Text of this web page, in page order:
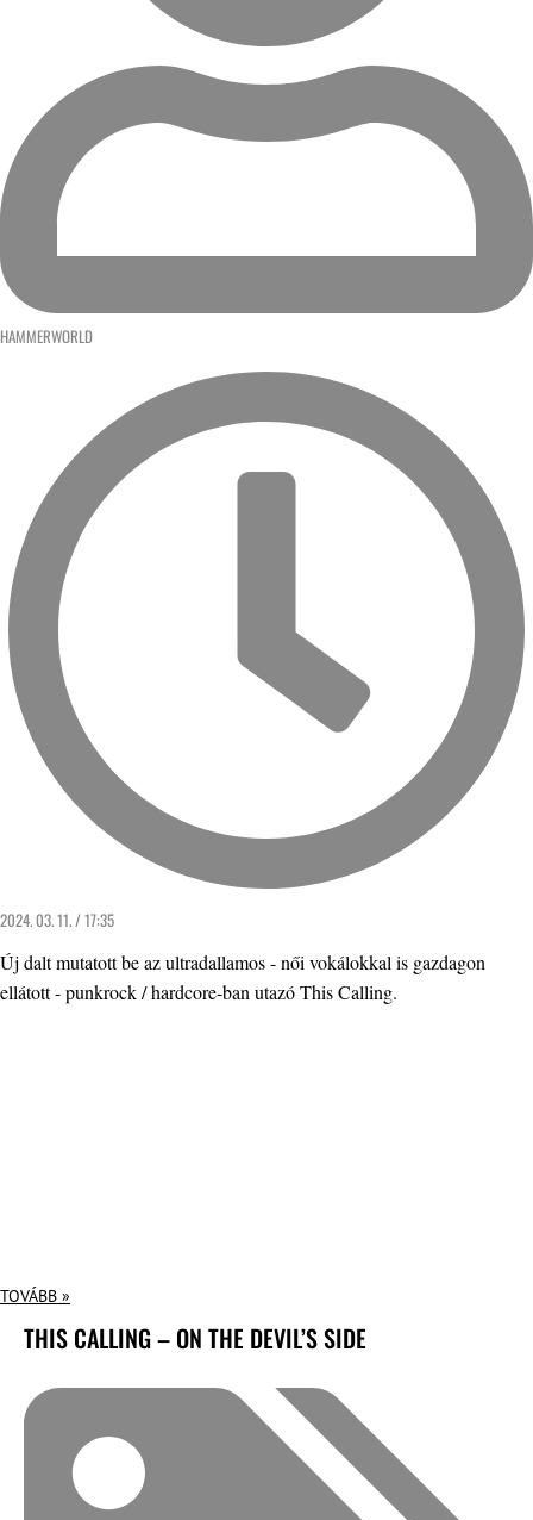
HAMMERWORLD
2024. 03. 11. / 17:35
Új dalt mutatott be az ultradallamos - női vokálokkal is gazdagon
ellátott - punkrock / hardcore-ban utazó This Calling.
TOVÁBB »
THIS CALLING – ON THE DEVIL’S SIDE